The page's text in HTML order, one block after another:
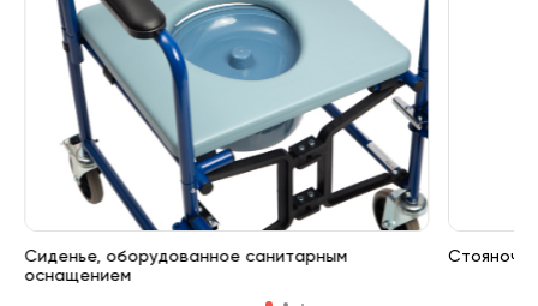
Сиденье, оборудованное санитарным
оснащением